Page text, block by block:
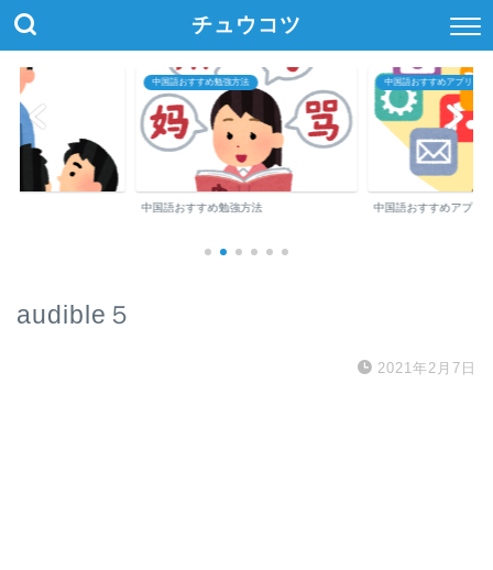
チュウコツ
中国語おすすめ勉強方法
中国語おすすめ勉強方法
中国語おすすめアプリ・参
中国語おすすめアプリ
audible５
2021年2月7日